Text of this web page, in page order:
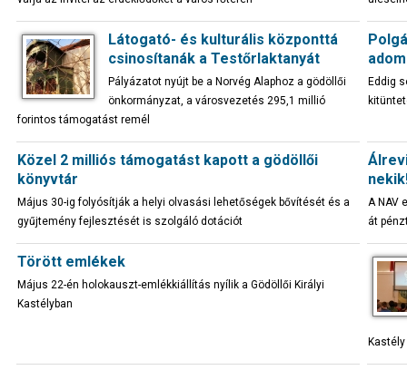
Látogató- és kulturális központtá
csinosítanák a Testőrlaktanyát
Pályázatot nyújt be a Norvég Alaphoz a gödöllői
önkormányzat, a városvezetés 295,1 millió
forintos támogatást remél
Eddig
Közel 2 milliós támogatást kapott a gödöllői
könyvtár
Május 30-ig folyósítják a helyi olvasási lehetőségek bővítését és a
gyűjtemény fejlesztését is szolgáló dotációt
A NAV
át
Törött emlékek
Május 22-én holokauszt-emlékkiállítás nyílik a Gödöllői Királyi
Kastélyban